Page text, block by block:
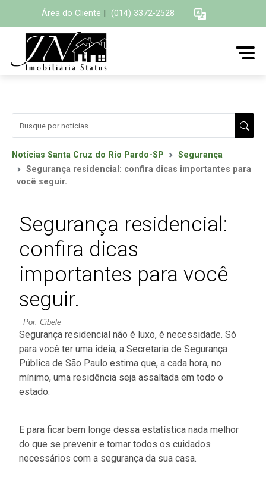
Área do Cliente (014) 3372-2528
Notícias Santa Cruz do Rio Pardo-SP
Segurança
Segurança residencial: confira dicas importantes para
você seguir.
Segurança residencial:
confira dicas
importantes para você
seguir.
Por: Cibele
Segurança residencial não é luxo, é necessidade. Só
para você ter uma ideia, a Secretaria de Segurança
Pública de São Paulo estima que, a cada hora, no
mínimo, uma residência seja assaltada em todo o
estado.
E para ficar bem longe dessa estatística nada melhor
do que se prevenir e tomar todos os cuidados
necessários com a segurança da sua casa.